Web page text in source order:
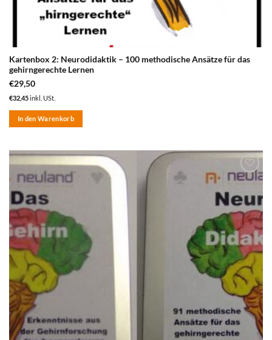
Kartenbox 2: Neurodidaktik – 100 methodische Ansätze für das
gehirngerechte Lernen
€29,50
€32,45inkl. USt.
In den Warenkorb
zum
hinzufügen